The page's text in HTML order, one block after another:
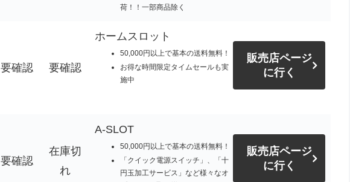
荷！！一部商品除く
要確認 要確認
ホームスロット
50,000円以上で基本の送料無料！
お得な時間限定タイムセールも実
施中
販売店ページ
に行く
要確認
在庫切
れ
A-SLOT
50,000円以上で基本の送料無料！
「クイック電源スイッチ」、「十
円玉加工サービス」など様々なオ
販売店ページ
に行く